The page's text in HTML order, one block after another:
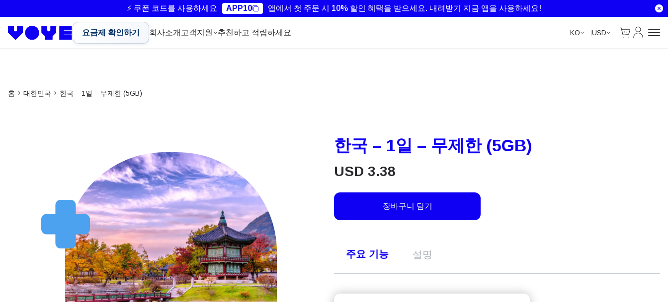
⚡ 쿠폰 코드를 사용하세요 APP10 앱에서 첫 주문 시 10% 할인 혜택을 받으세요. 내려받기 지금 앱을 사용하세요!
요금제 확인하기 회사소개 고객지원 추천하고 적립하세요 KO USD
Cart
내 계정
홈 대한민국 한국 – 1일 – 무제한 (5GB)
한국 – 1일 – 무제한 (5GB)
USD 3.38
장바구니 담기
주요 기능 설명